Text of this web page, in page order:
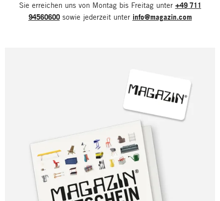
Sie erreichen uns von Montag bis Freitag unter +49 711
94560600sowie jederzeit unter info@magazin.com